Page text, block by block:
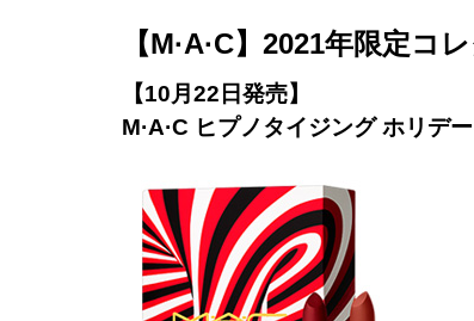
【M·A·C】2021年限定
【10月22日発売】
M·A·C ヒプノタイジング ホリデ